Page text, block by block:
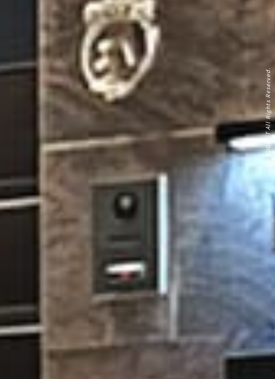
© SUGIA-T All Rights Reserved.